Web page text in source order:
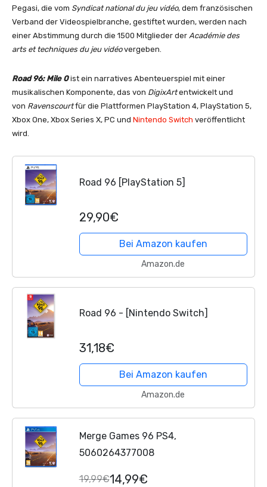
Pegasi, die vom Syndicat national du jeu vidéo, dem französischen
Verband der Videospielbranche, gestiftet wurden, werden nach
einer Abstimmung durch die 1500 Mitglieder der Académie des
arts et techniques du jeu vidéovergeben.
Road 96: Mile 0ist ein narratives Abenteuerspiel mit einer
musikalischen Komponente, das von DigixArtentwickelt und
von Ravenscourtfür die Plattformen PlayStation 4, PlayStation 5,
Xbox One, Xbox Series X, PC und Nintendo Switch veröffentlicht
wird.
Road 96 [PlayStation 5]
29,90€
Bei Amazon kaufen
Amazon.de
Road 96 - [Nintendo Switch]
31,18€
Bei Amazon kaufen
Amazon.de
Merge Games 96 PS4,
5060264377008
19,99€14,99€